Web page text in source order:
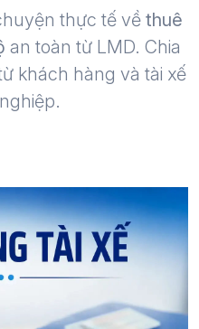
thực tế về thuê
an toàn từ LMD. Chia
khách hàng và tài xế